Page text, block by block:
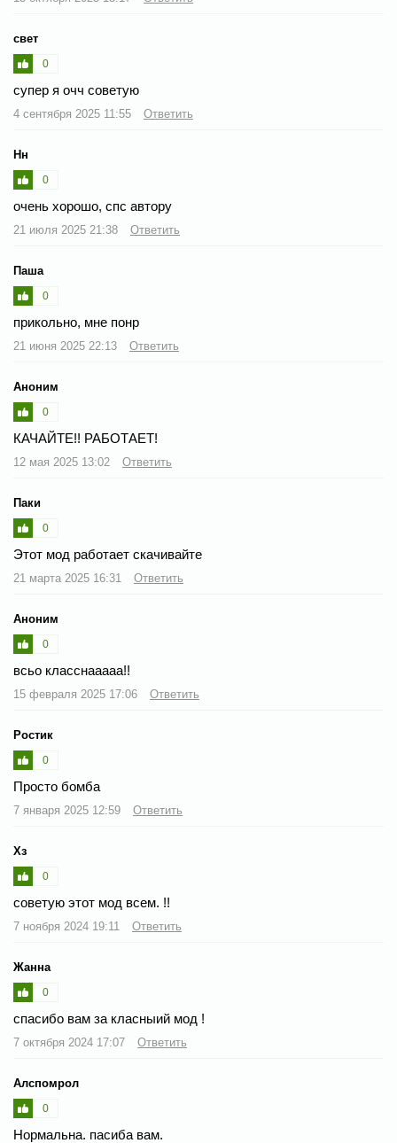
свет
0
супер я очч советую
4 сентября 2025 11:55 Ответить
Нн
0
очень хорошо, спс автору
21 июля 2025 21:38 Ответить
Паша
0
прикольно, мне понр
21 июня 2025 22:13 Ответить
Аноним
0
КАЧАЙТЕ!! РАБОТАЕТ!
12 мая 2025 13:02 Ответить
Паки
0
Этот мод работает скачивайте
21 марта 2025 16:31 Ответить
Аноним
0
всьо класснааааа!!
15 февраля 2025 17:06 Ответить
Ростик
0
Просто бомба
7 января 2025 12:59 Ответить
Хз
0
советую этот мод всем. !!
7 ноября 2024 19:11 Ответить
Жанна
0
спасибо вам за класныий мод !
7 октября 2024 17:07 Ответить
Алспомрол
0
Нормальна. пасиба вам.